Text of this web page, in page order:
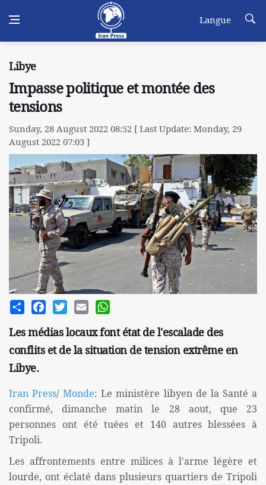
Langue
Libye
Impasse politique et montée des
tensions
Sunday, 28 August 2022 08:52 [ Last Update: Monday, 29
August 2022 07:03 ]
Share FacebookTwitterEmail
Les médias locaux font état de l'escalade des
conflits et de la situation de tension extrême en
Libye.
Iran Press/ Monde: Le ministère libyen de la Santé a
confirmé, dimanche matin le 28 aout, que 23
personnes ont été tuées et 140 autres blessées à
Tripoli.
Les affrontements entre milices à l'arme légère et
lourde, ont éclaté dans plusieurs quartiers de Tripoli